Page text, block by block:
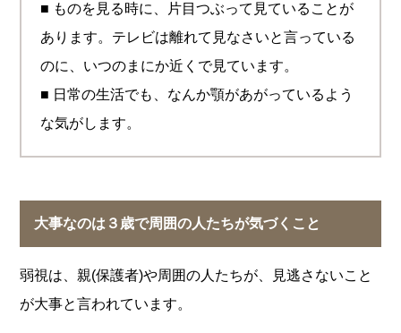
■ ものを見る時に、片目つぶって見ていることが
あります。テレビは離れて見なさいと言っている
のに、いつのまにか近くで見ています。
■ 日常の生活でも、なんか顎があがっているよう
な気がします。
大事なのは３歳で周囲の人たちが気づくこと
弱視は、親(保護者)や周囲の人たちが、見逃さないこと
が大事と言われています。